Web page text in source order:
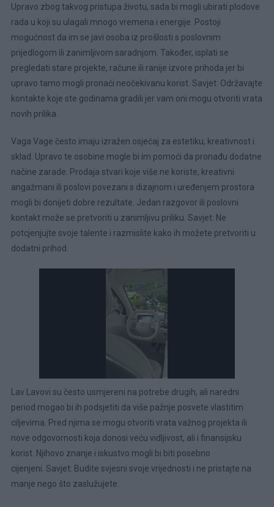
Upravo zbog takvog pristupa životu, sada bi mogli ubirati plodove
rada u koji su ulagali mnogo vremena i energije. Postoji
mogućnost da im se javi osoba iz prošlosti s poslovnim
prijedlogom ili zanimljivom saradnjom. Također, isplati se
pregledati stare projekte, račune ili ranije izvore prihoda jer bi
upravo tamo mogli pronaći neočekivanu korist. Savjet: Održavajte
kontakte koje ste godinama gradili jer vam oni mogu otvoriti vrata
novih prilika.
Vaga Vage često imaju izražen osjećaj za estetiku, kreativnost i
sklad. Upravo te osobine mogle bi im pomoći da pronađu dodatne
načine zarade. Prodaja stvari koje više ne koriste, kreativni
angažmani ili poslovi povezani s dizajnom i uređenjem prostora
mogli bi donijeti dobre rezultate. Jedan razgovor ili poslovni
kontakt može se pretvoriti u zanimljivu priliku. Savjet: Ne
potcjenjujte svoje talente i razmislite kako ih možete pretvoriti u
dodatni prihod.
Lav Lavovi su često usmjereni na potrebe drugih, ali naredni
period mogao bi ih podsjetiti da više pažnje posvete vlastitim
ciljevima. Pred njima se mogu otvoriti vrata važnog projekta ili
nove odgovornosti koja donosi veću vidljivost, ali i finansijsku
korist. Njihovo znanje i iskustvo mogli bi biti posebno
cijenjeni. Savjet: Budite svjesni svoje vrijednosti i ne pristajte na
manje nego što zaslužujete.